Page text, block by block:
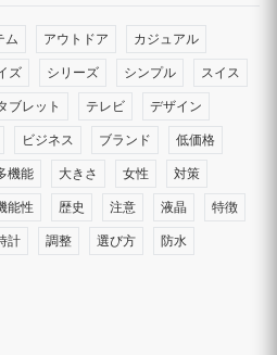
ム アウトドア カジュアル
ズ シリーズ シンプル スイス
ブレット テレビ デザイン
ビジネス ブランド 低価格
機能 大きさ 女性 対策
能性 歴史 注意 液晶 特徴
計 調整 選び方 防水